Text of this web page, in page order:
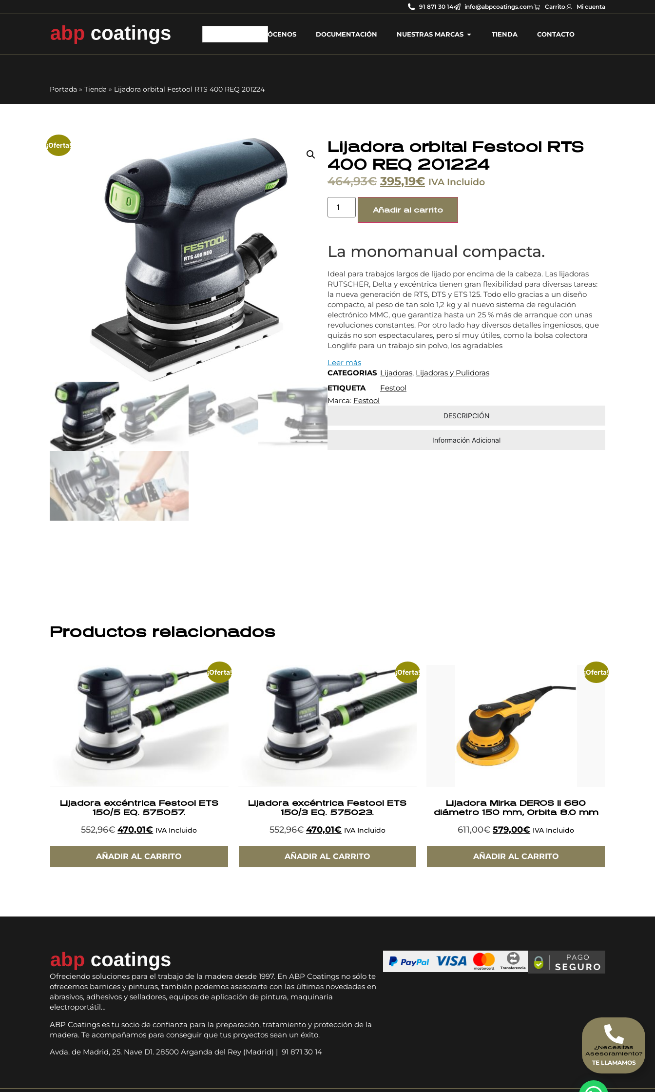
91 871 30 14 info@abpcoatings.com Carrito Mi cuenta
CONÓCENOS DOCUMENTACIÓN NUESTRAS MARCAS TIENDA CONTACTO
¿Necesitas
Asesoramiento?
TE LLAMAMOS
Portada » Tienda » Lijadora orbital Festool RTS 400 REQ 201224
¡Oferta!
Lijadora orbital Festool RTS
400 REQ 201224
464,93€ 395,19€ IVA Incluido
Añadir al carrito
La monomanual compacta.
Ideal para trabajos largos de lijado por encima de la cabeza. Las lijadoras
RUTSCHER, Delta y excéntrica tienen gran flexibilidad para diversas tareas:
la nueva generación de RTS, DTS y ETS 125. Todo ello gracias a un diseño
compacto, al peso de tan solo 1,2 kg y al nuevo sistema de regulación
electrónico MMC, que garantiza hasta un 25 % más de arranque con unas
revoluciones constantes. Por otro lado hay diversos detalles ingeniosos, que
quizás no son espectaculares, pero sí muy útiles, como la bolsa colectora
Longlife para un trabajo sin polvo, los agradables
Leer más
CATEGORIAS Lijadoras, Lijadoras y Pulidoras
ETIQUETA
Festool
Marca: Festool
DESCRIPCIÓN
Información Adicional
Productos relacionados
¡Oferta!
Lijadora excéntrica Festool ETS
150/5 EQ. 575057.
552,96€ 470,01€ IVA Incluido
AÑADIR AL CARRITO
¡Oferta!
Lijadora excéntrica Festool ETS
150/3 EQ. 575023.
552,96€ 470,01€ IVA Incluido
AÑADIR AL CARRITO
¡Oferta!
Lijadora Mirka DEROS II 680
diámetro 150 mm, Orbita 8.0 mm
611,00€ 579,00€ IVA Incluido
AÑADIR AL CARRITO
Ofreciendo soluciones para el trabajo de la madera desde 1997. En ABP Coatings no sólo te
ofrecemos barnices y pinturas, también podemos asesorarte con las últimas novedades en
abrasivos, adhesivos y selladores, equipos de aplicación de pintura, maquinaria
electroportátil…
ABP Coatings es tu socio de confianza para la preparación, tratamiento y protección de la
madera. Te acompañamos para conseguir que tus proyectos sean un éxito.
Avda. de Madrid, 25. Nave D1. 28500 Arganda del Rey (Madrid) | 91 871 30 14